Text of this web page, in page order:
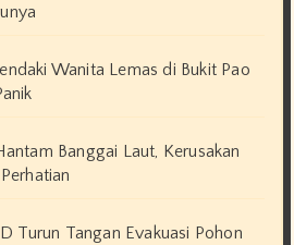
Wanita Lemas di Bukit Pao
Banggai Laut, Kerusakan
Turun Tangan Evakuasi Pohon